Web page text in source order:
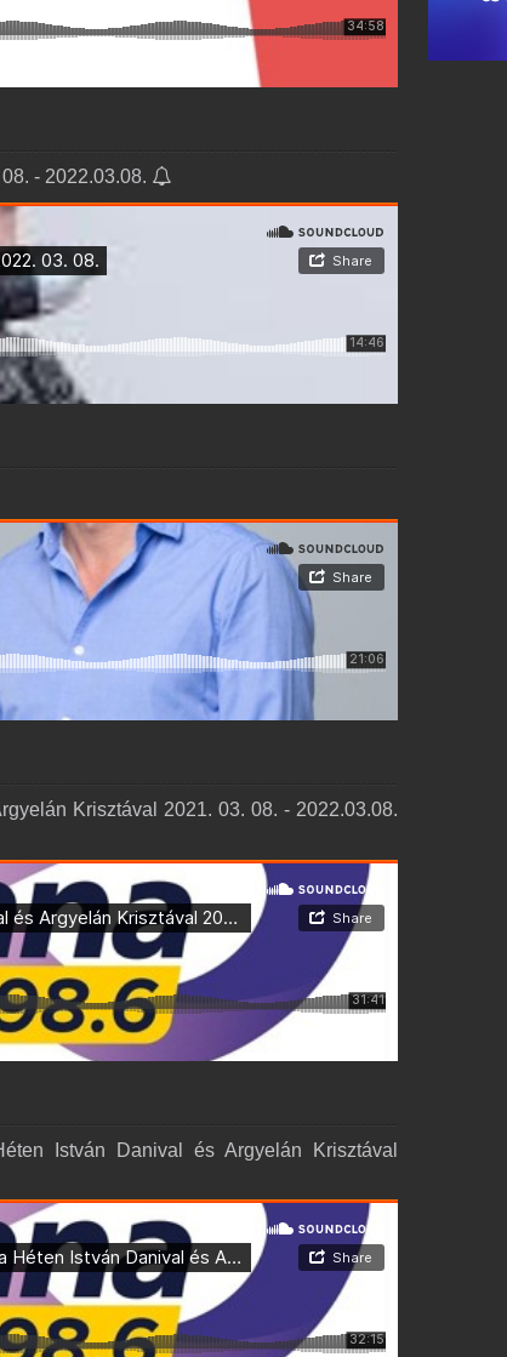
- 2022.03.08.
Krisztával 2021. 03. 08. - 2022.03.08.
István Danival és Argyelán Krisztával